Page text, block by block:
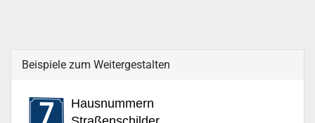
Beispiele zum Weitergestalten
Hausnummern